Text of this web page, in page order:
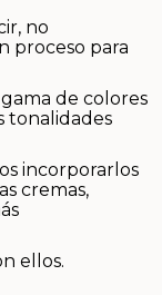
no
proceso para
de colores
tonalidades
incorporarlos
cremas,
ellos.